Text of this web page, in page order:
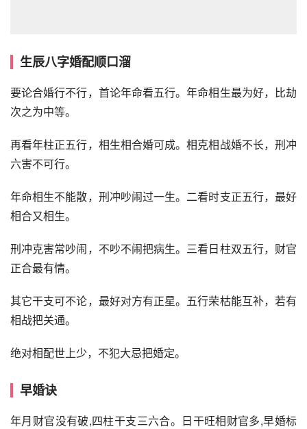
生辰八字婚配顺口溜
要论合婚行不行，首论年命看五行。年命相生最为好，比劫
次之为中等。
再看年柱正五行，相生相合婚可成。相克相战婚不长，刑冲
六害不可行。
年命相生不能散，刑冲吵闹过一生。二看时支正五行，最好
相合又相生。
刑冲克害常吵闹，不吵不闹把病生。三看日柱双五行，财官
正合最有情。
其它干支可不论，最好对方有正星。五行荣枯能互补，若有
相战把关通。
绝对相配世上少，不犯大忌把婚定。
早婚诀
年月财官没有破,四柱干支三六合。日干旺相财官多,早婚标